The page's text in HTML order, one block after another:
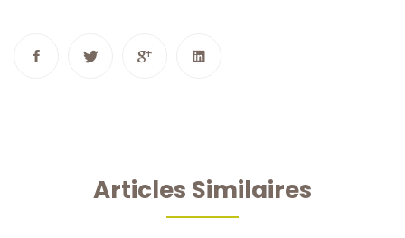
Articles Similaires